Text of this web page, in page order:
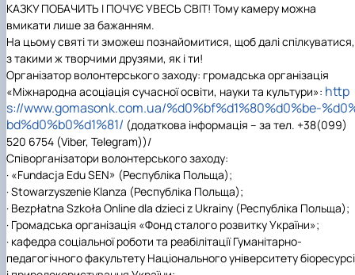
КАЗКУ ПОБАЧИТЬ І ПОЧУЄ УВЕСЬ СВІТ! Тому камеру можна
вмикати лише за бажанням.
На цьому святі ти зможеш познайомитися, щоб далі спілкуватися,
з такими ж творчими друзями, як і ти!
Організатор волонтерського заходу: громадська організація
«Міжнародна асоціація сучасної освіти, науки та культури»: http
s://www.gomasonk.com.ua/%d0%bf%d1%80%d0%be-
bd%d0%b0%d1%81/ (додаткова інформація – за тел. +38(099)
520 6754 (Viber, Telegram))/
Співорганізатори волонтерського заходу:
· «Fundacja Edu SEN» (Республіка Польща);
·Stowarzyszenie Klanza (Республіка Польща);
· Bezpłatna Szkoła Online dla dzieci z Ukrainy (Республіка Польща);
· Громадська організація «Фонд сталого розвитку України»;
· кафедра соціальної роботи та реабілітації Гуманітарно-
педагогічного факультету Національного університету